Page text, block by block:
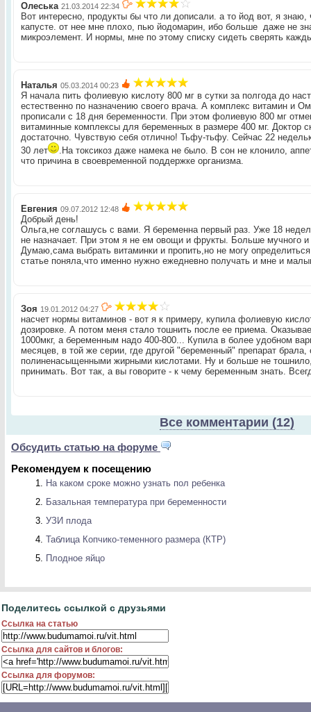
Олеська 21.03.2014 22:34
Вот интересно, продукты бы что ли дописали. а то йод вот, я знаю,
капусте. от нее мне плохо, пью йодомарин, ибо больше даже не
микроэлемент. И нормы, мне по этому списку сидеть сверять
Наталья 05.03.2014 00:23
Я начала пить фолиевую кислоту 800 мг в сутки за полгода до
естественно по назначению своего врача. А комплекс витамин и
прописали с 18 дня беременности. При этом фолиевую 800 мг
витаминные комплексы для беременных в размере 400 мг. Доктор
достаточно. Чувствую себя отлично! Тьфу-тьфу. Сейчас 22
30 лет
.На токсикоз даже намека не было. В сон не клонило,
что причина в своевременной поддержке организма.
Евгения 09.07.2012 12:48
Добрый день!
Ольга,не соглашусь с вами. Я беременна первый раз. Уже 18
не назначает. При этом я не ем овощи и фрукты. Больше мучного и
Думаю,сама выбрать витаминки и пропить,но не могу
статье поняла,что именно нужно ежедневно получать и мне и
Зоя 19.01.2012 04:27
насчет нормы витаминов - вот я к примеру, купила фолиевую
дозировке. А потом меня стало тошнить после ее приема.
1000мкг, а беременным надо 400-800... Купила в более удобном
месяцев, в той же серии, где другой "беременный" препарат
полиненасыщенными жирными кислотами. Ну и больше не
принимать. Вот так, а вы говорите - к чему беременным знать.
Все комментарии (12)
Обсудить статью на форуме
Рекомендуем к посещению
На каком сроке можно узнать пол ребенка
Базальная температура при беременности
УЗИ плода
Таблица Копчико-теменного размера (КТР)
Плодное яйцо
Поделитесь ссылкой с друзьями
Ссылка на статью
Ссылка для сайтов и блогов:
Ссылка для форумов: